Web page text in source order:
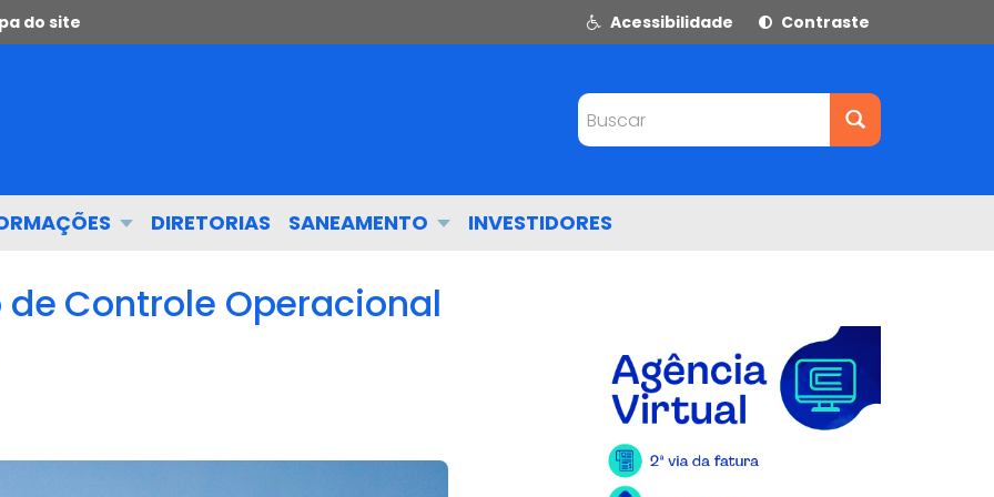
do site Acessibilidade Contraste
Buscar
DIRETORIAS SANEAMENTO INVESTIDORES
Controle Operacional